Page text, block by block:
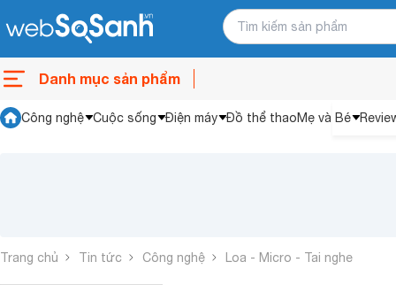
Danh mục sản phẩm
Công nghệ Cuộc sống Điện máy Đồ thể thaoMẹ và Bé
Trang chủ Tin tức Công nghệ Loa - Micro - Tai nghe